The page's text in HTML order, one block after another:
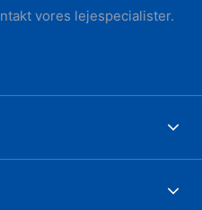
vores lejespecialister.